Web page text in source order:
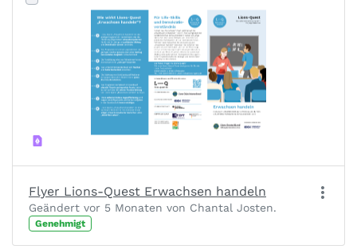
Flyer Lions-Quest Erwachsen handeln
Geändert vor 5 Monaten von Chantal Josten.
Genehmigt